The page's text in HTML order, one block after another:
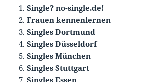
Single? no-single.de!
Frauen kennenlernen
Singles Dortmund
Singles Düsseldorf
Singles München
Singles Stuttgart
Singles Essen